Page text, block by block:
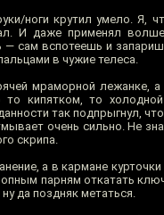
ноги крутил умело. Я,
И даже применял
— сам вспотеешь и
в чужие телеса.
мраморной лежанке, а
кипятком, то
так подпрыгнул,
очень сильно. Не
скрипа.
а в кармане
парням откатать
да поздняк метаться.